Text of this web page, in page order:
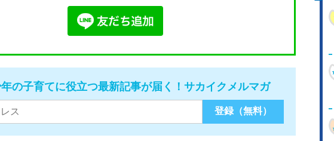
の子育てに役立つ最新記事が届く！サカイクメルマガ